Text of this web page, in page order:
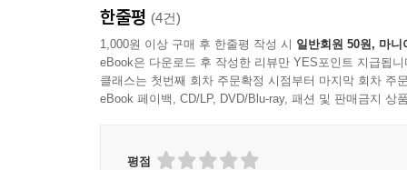
마침내 점 하나, 블랙홀의 중력을 가진 마침표 하나.
2024년 11월
김언희
한줄평 (4건)
1,000원 이상 구매 후 한줄평 작성 시 일반회원 50원, 마니
eBook은 다운로드 후 작성한 리뷰만 YES포인트 지급됩니
클래스는 첫번째 회차 주문확정 시점부터 마지막 회차 주
eBook 페이백, CD/LP, DVD/Blu-ray, 패션 및 판매금지 상
평점